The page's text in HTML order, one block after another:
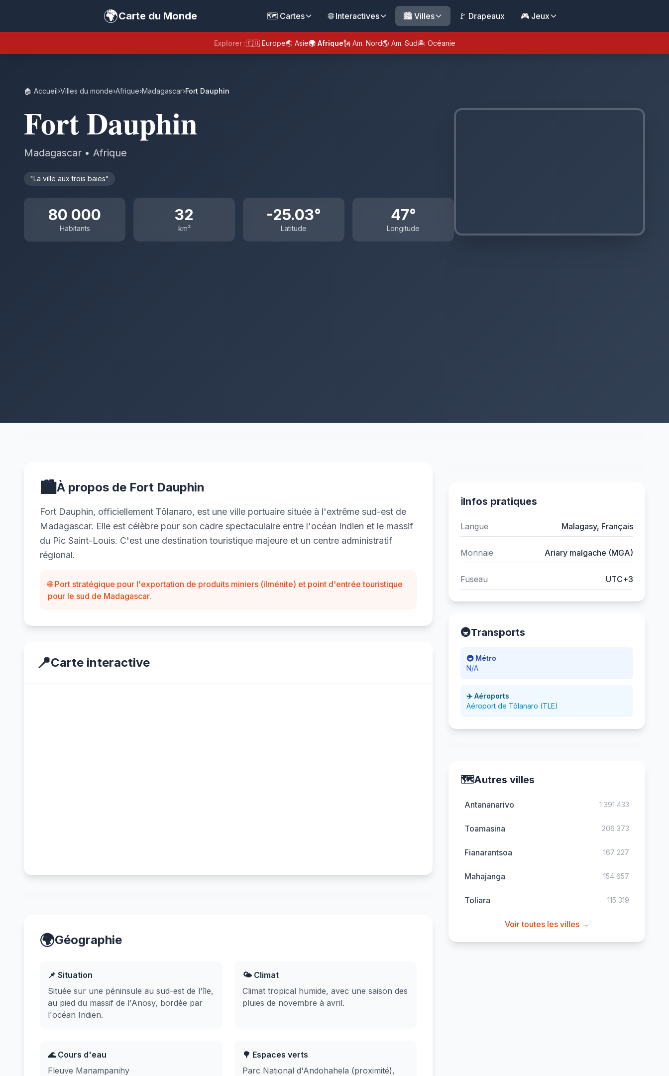
🌍Carte du Monde 🗺️ Cartes 🌐 Interactives 🏙️ Villes 🚩 Drapeaux 🎮 Jeux
Explorer :🇪🇺 Europe🌏 Asie🌍 Afrique🗽 Am. Nord🌎 Am. Sud🏝️ Océanie
🏠 Accueil›Villes du monde›Afrique›Madagascar›Fort Dauphin
Fort Dauphin
Madagascar • Afrique
"La ville aux trois baies"
80 000
Habitants
32
km²
-25.03°
Latitude
47°
Longitude
🏙️À propos de Fort Dauphin
Fort Dauphin, officiellement Tôlanaro, est une ville portuaire située à l'extrême sud-est de
Madagascar. Elle est célèbre pour son cadre spectaculaire entre l'océan Indien et le massif
du Pic Saint-Louis. C'est une destination touristique majeure et un centre administratif
régional.
🌐 Port stratégique pour l'exportation de produits miniers (ilménite) et point d'entrée touristique
pour le sud de Madagascar.
📍Carte interactive
🌍Géographie
📌 Situation
Située sur une péninsule au sud-est de l'île,
au pied du massif de l'Anosy, bordée par
l'océan Indien.
🌤️ Climat
Climat tropical humide, avec une saison des
pluies de novembre à avril.
🌊 Cours d'eau
Fleuve Manampanihy
🌳 Espaces verts
Parc National d'Andohahela (proximité),
ℹ️Infos pratiques
Langue Malagasy, Français
Monnaie Ariary malgache (MGA)
Fuseau UTC+3
🚇Transports
🚇 Métro
N/A
✈️ Aéroports
Aéroport de Tôlanaro (TLE)
🗺️Autres villes
Antananarivo 1 391 433
Toamasina 206 373
Fianarantsoa 167 227
Mahajanga 154 657
Toliara 115 319
Voir toutes les villes →